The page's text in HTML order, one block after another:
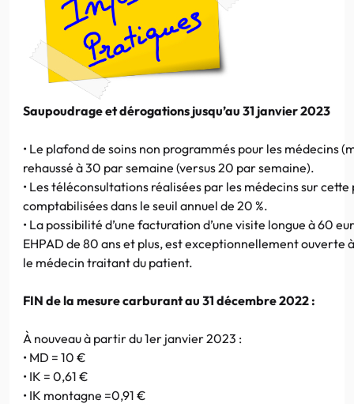
Saupoudrage et dérogations jusqu’au 31 janvier 2023
• Le plafond de soins non programmés pour les médecins
rehaussé à 30 par semaine (versus 20 par semaine).
• Les téléconsultations réalisées par les médecins sur
comptabilisées dans le seuil annuel de 20 %.
• La possibilité d’une facturation d’une visite longue à 60
EHPAD de 80 ans et plus, est exceptionnellement ouverte
le médecin traitant du patient.
FIN de la mesure carburant au 31 décembre 2022 :
À nouveau à partir du 1er janvier 2023 :
• MD = 10 €
• IK = 0,61 €
• IK montagne =0,91 €